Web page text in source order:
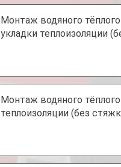
Монтаж водяного
укладки теплоизоляции
Монтаж водяного
теплоизоляции (без